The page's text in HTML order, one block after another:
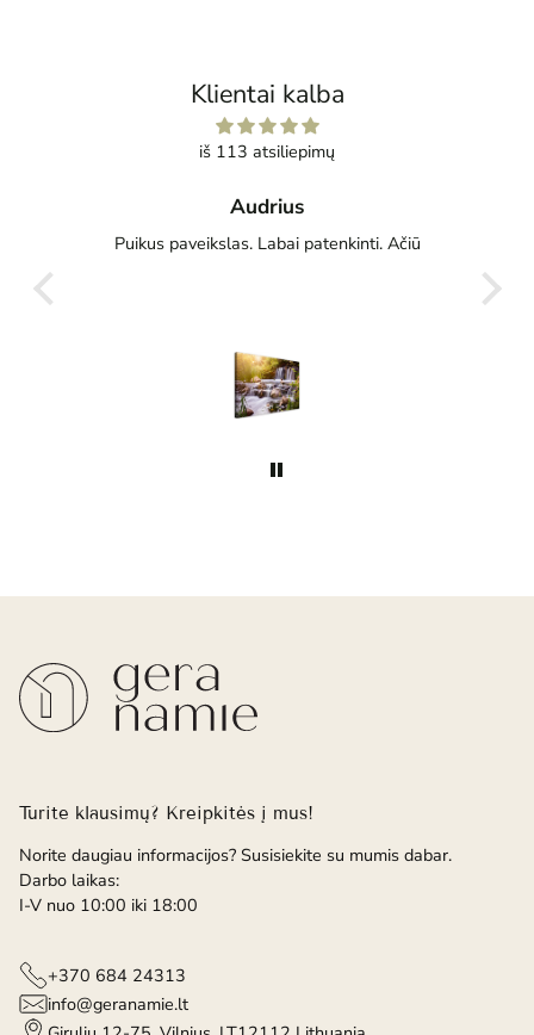
Klientai kalba
iš 113 atsiliepimų
Audrius
Puikus paveikslas. Labai patenkinti. Ačiū
Turite klausimų? Kreipkitės į mus!
Norite daugiau informacijos? Susisiekite su mumis dabar.
Darbo laikas:
I-V nuo 10:00 iki 18:00
+370 684 24313
info@geranamie.lt